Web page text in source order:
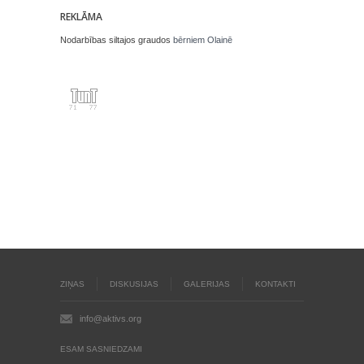
REKLĀMA
Nodarbības siltajos graudos bērniem Olainē
ZIŅAS DISKUSIJAS GALERIJAS KONTAKTI
info@aktivs.org
ESAM SASNIEDZAMI